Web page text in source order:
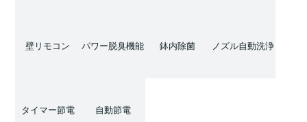
壁リモコン パワー脱臭機能 鉢内除菌 ノズル自動洗浄
タイマー節電 自動節電